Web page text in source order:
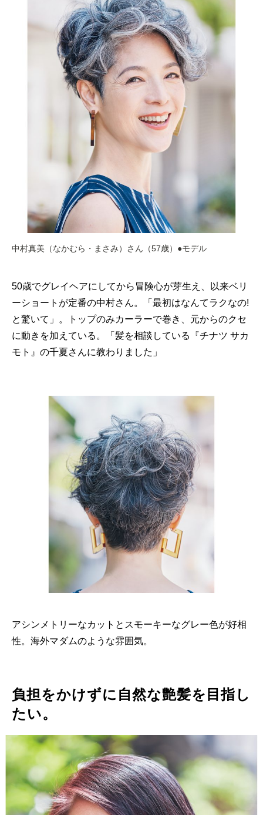
中村真美（なかむら・まさみ）さん（57歳）●モデル
50歳でグレイヘアにしてから冒険心が芽生え、以来ベリ
ーショートが定番の中村さん。「最初はなんてラクなの!
と驚いて」。トップのみカーラーで巻き、元からのクセ
に動きを加えている。「髪を相談している『チナツ サカ
モト』の千夏さんに教わりました」
アシンメトリーなカットとスモーキーなグレー色が好相
性。海外マダムのような雰囲気。
負担をかけずに自然な艶髪を目指し
たい。